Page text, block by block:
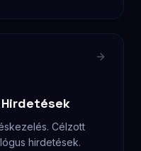
Célzott
hirdetések.